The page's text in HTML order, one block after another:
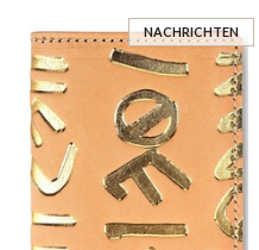
NACHRICHTEN